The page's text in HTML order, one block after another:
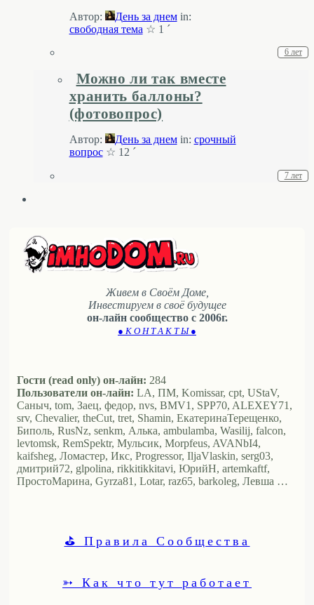
Автор: День за днем in:
свободная тема ☆ 1 ´
6 лет
Можно ли так вместе
хранить баллоны?
(фотовопрос)
Автор: День за днем in: срочный
вопрос☆ 12 ´
7 лет
Живем в Своём Доме,
Инвестируем в своё будущее
он-лайн сообщество с 2006г.
● К О Н Т А К Т Ы ●
Гости (read only) он-лайн: 284
Пользователи он-лайн: LA, ПМ, Komissar, cpt, UStaV,
Саныч, tom, Заец, федор, nvs, BMV1, SPP70, ALEXEY71,
srv, Chevalier, theCut, tret, Shamin, ЕкатеринаТерещенко,
Биполь, RusNz, senkm, Алька, ambulamba, Wasilij, falcon,
levtomsk, RemSpektr, Мульсик, Morpfeus, AVANbI4,
kaifsheg, Ломастер, Икс, Progressor, IljaVlaskin, serg03,
дмитрий72, glpolina, rikkitikkitavi, ЮрийН, artemkaftf,
ПростоМарина, Gyrza81, Lotar, raz65, barkoleg, Левша …
⛳ Правила Сообщества
➳ Как что тут работает